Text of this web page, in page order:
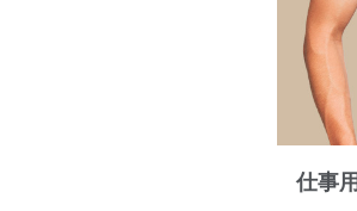
仕事